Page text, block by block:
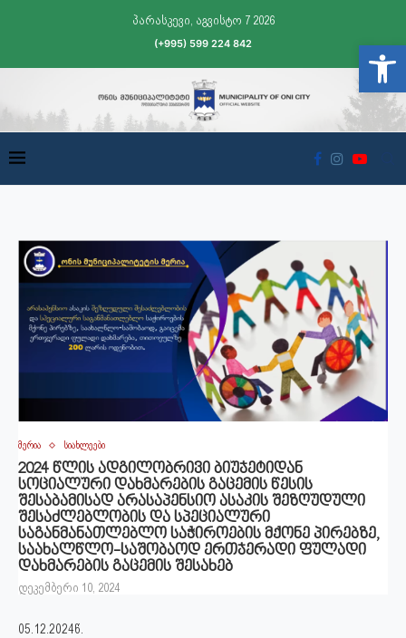
პარასკევი, აგვისტო 7 2026
(+995) 599 224 842
მერია სიახლეები
2024 წლის ადგილობრივი ბიუჯეტიდან
სოციალური დახმარების გაცემის წესის
შესაბამისად არასაპენსიო ასაკის შეზღუდული
შესაძლებლობის და სპეციალური
საგანმანათლებლო საჭიროების მქონე პირებზე,
საახალწლო-საშობაოდ ერთჯერადი ფულადი
დახმარების გაცემის შესახებ
დეკემბერი 10, 2024
05.12.2024წ.